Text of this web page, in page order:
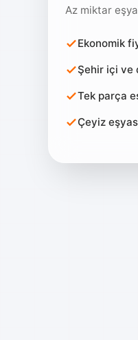
Az miktar
Ekonomik
Şehir içi ve
Tek parça
Çeyiz